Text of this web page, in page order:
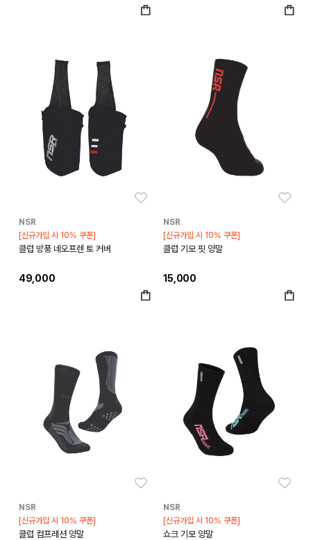
NSR
[신규가입 시 10% 쿠폰]
클럽 방풍 네오프렌 토 커버
49,000
NSR
[신규가입 시 10% 쿠폰]
클럽 기모 핏 양말
15,000
NSR
[신규가입 시 10% 쿠폰]
클럽 컴프레션 양말
NSR
[신규가입 시 10% 쿠폰]
쇼크 기모 양말